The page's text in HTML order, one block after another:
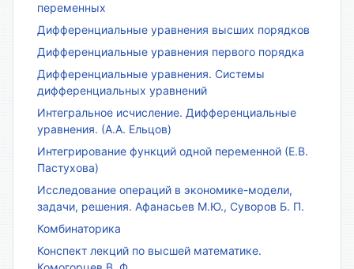
переменных
Дифференциальные уравнения высших порядков
Дифференциальные уравнения первого порядка
Дифференциальные уравнения. Системы
дифференциальных уравнений
Интегральное исчисление. Дифференциальные
уравнения. (А.А. Ельцов)
Интегрирование функций одной переменной (Е.В.
Пастухова)
Исследование операций в экономике-модели,
задачи, решения. Афанасьев М.Ю., Суворов Б. П.
Комбинаторика
Конспект лекций по высшей математике.